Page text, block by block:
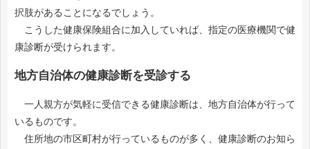
択肢があることになるでしょう。
こうした健康保険組合に加入していれば、指定の医療機関で健
康診断が受けられます。
地方自治体の健康診断を受診する
一人親方が気軽に受信できる健康診断は、地方自治体が行って
いるものです。
住所地の市区町村が行っているものが多く、健康診断のお知ら